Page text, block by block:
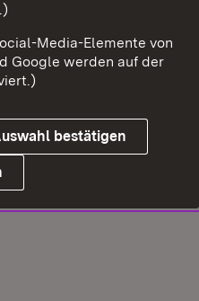
Media-Elemente von
Google werden auf der
bestätigen